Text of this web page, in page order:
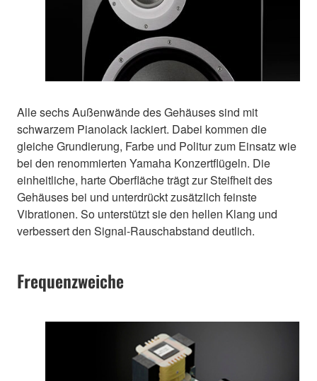
Alle sechs Außenwände des Gehäuses sind mit
schwarzem Pianolack lackiert. Dabei kommen die
gleiche Grundierung, Farbe und Politur zum Einsatz wie
bei den renommierten Yamaha Konzertflügeln. Die
einheitliche, harte Oberfläche trägt zur Steifheit des
Gehäuses bei und unterdrückt zusätzlich feinste
Vibrationen. So unterstützt sie den hellen Klang und
verbessert den Signal-Rauschabstand deutlich.
Frequenzweiche